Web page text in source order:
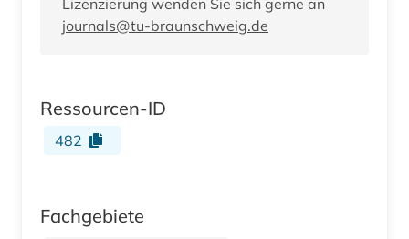
journals@tu-braunschweig.de
Ressourcen-ID
482
Fachgebiete